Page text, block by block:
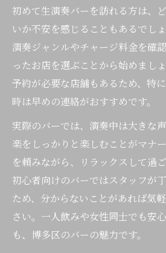
初めて生演奏バーを訪れる方は、
いか不安を感じることもあるでし
演奏ジャンルやチャージ料金を確
ったお店を選ぶことから始めましょ
予約が必要な店舗もあるため、特
時は早めの連絡がおすすめです。
実際のバーでは、演奏中は大きな
楽をしっかりと楽しむことがマナ
を頼みながら、リラックスして過ご
初心者向けのバーではスタッフが
ため、分からないことがあれば気
さい。一人飲みや女性同士でも安
も、博多区のバーの魅力です。